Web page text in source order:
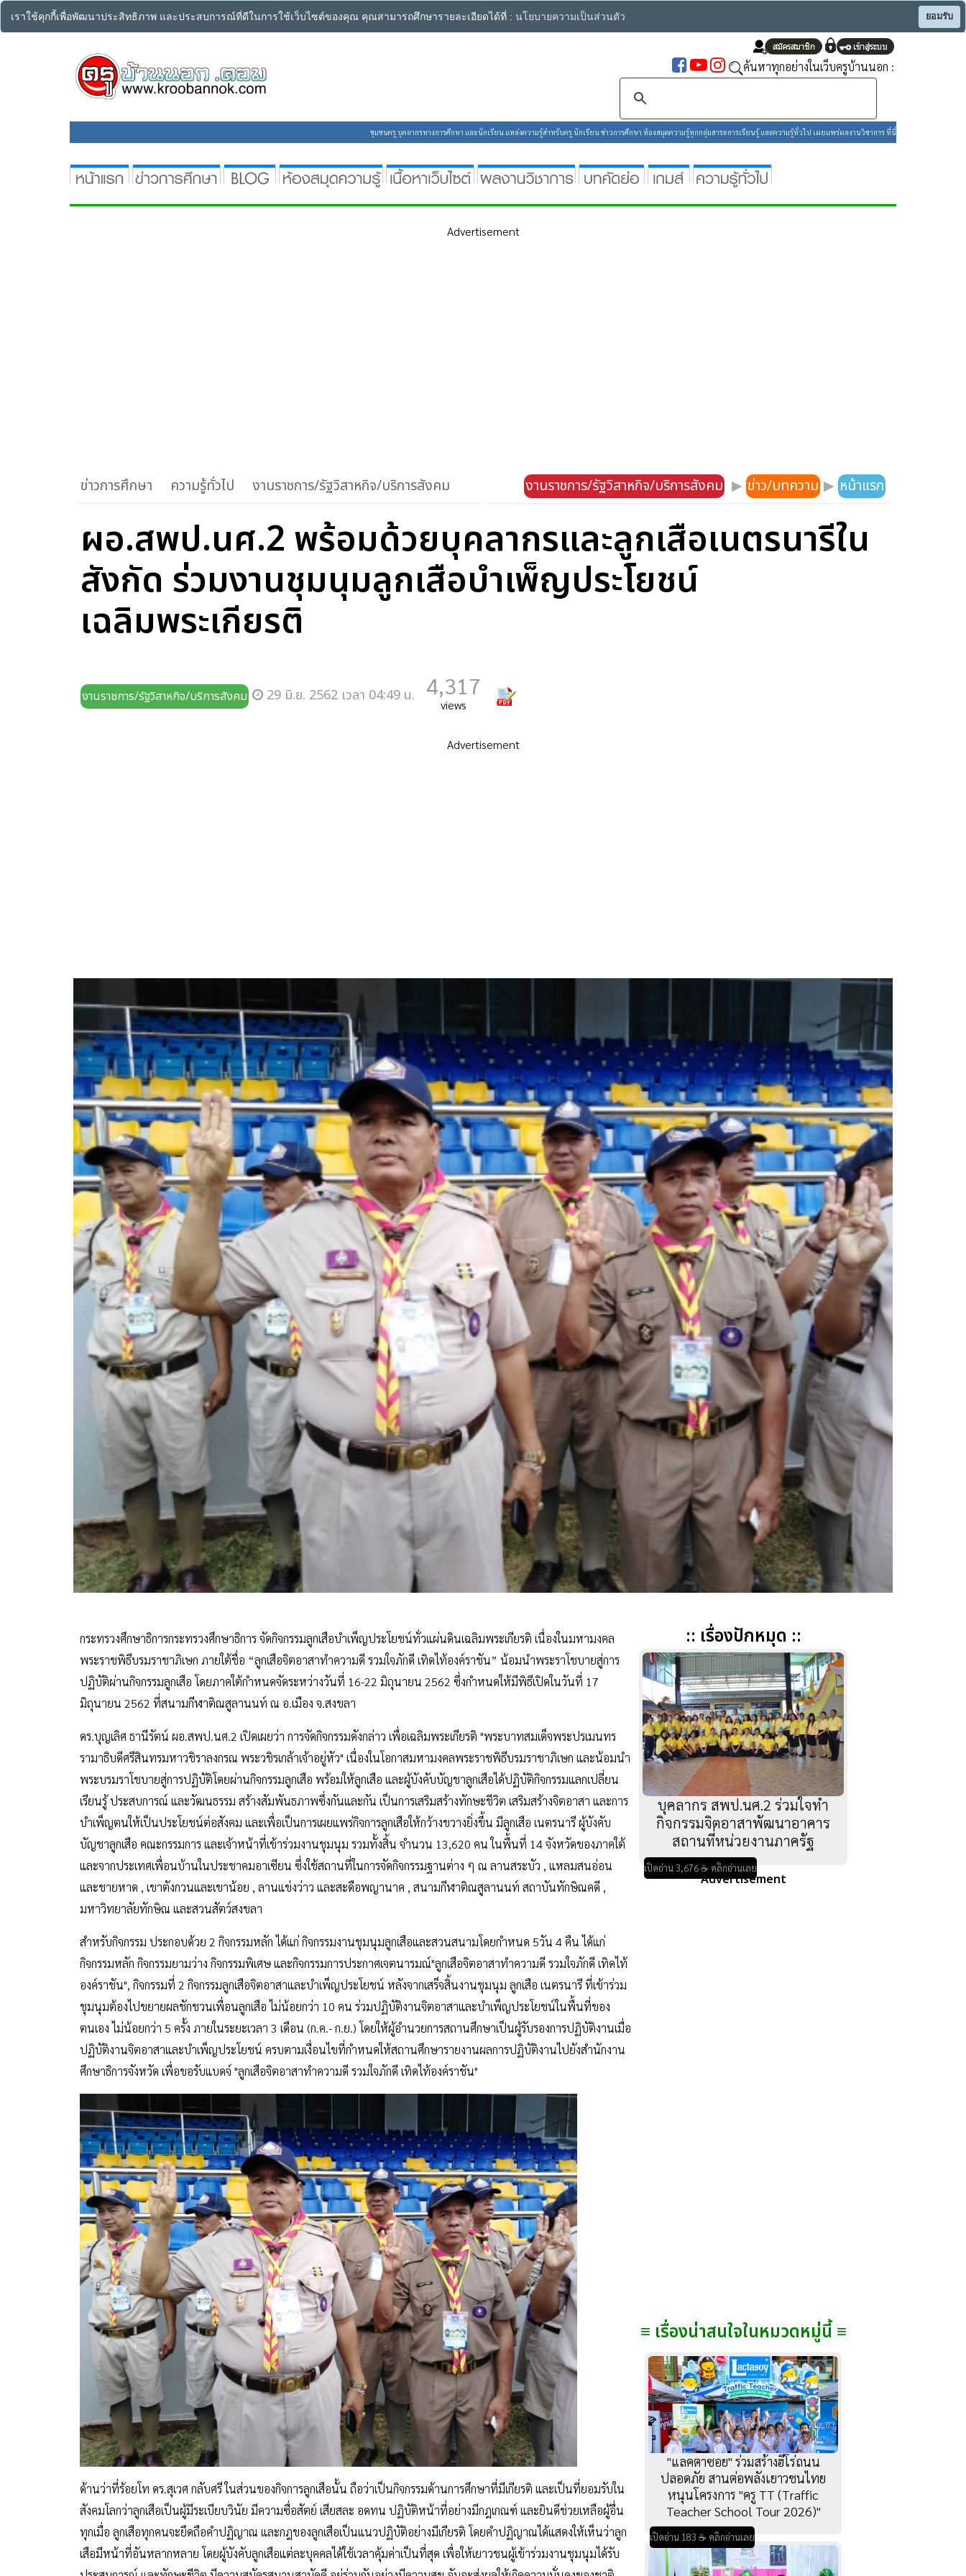
เราใช้คุกกี้เพื่อพัฒนาประสิทธิภาพ และประสบการณ์ที่ดีในการใช้เว็บไซต์ของคุณ คุณสามารถศึกษารายละเอียดได้ที่ : นโยบายความเป็นส่วนตัว ยอมรับ
ค้นหาทุกอย่างในเว็บครูบ้านนอก :
ชุมชนครู บุคลากรทางการศึกษา และนักเรียน แหล่งความรู้สำหรับครู นักเรียน ข่าวการศึกษา ห้องสมุดความรู้ทุกกลุ่มสาระการเรียนรู้ และความรู้ทั่วไป เผยแพร่ผลงานวิชาการ ที่นี่
Advertisement
ข่าวการศึกษา ความรู้ทั่วไป งานราชการ/รัฐวิสาหกิจ/บริการสังคม งานราชการ/รัฐวิสาหกิจ/บริการสังคม ▶ ข่าว/บทความ ▶ หน้าแรก
ผอ.สพป.นศ.2 พร้อมด้วยบุคลากรและลูกเสือเนตรนารีใน
สังกัด ร่วมงานชุมนุมลูกเสือบำเพ็ญประโยชน์
เฉลิมพระเกียรติ
งานราชการ/รัฐวิสาหกิจ/บริการสังคม 29 มิ.ย. 2562 เวลา 04:49 น. 4,317
views
Advertisement
กระทรวงศึกษาธิการกระทรวงศึกษาธิการ จัดกิจกรรมลูกเสือบำเพ็ญประโยชน์ทั่วแผ่นดินเฉลิมพระเกียรติ เนื่องในมหามงคล
พระราชพิธีบรมราชาภิเษก ภายใต้ชื่อ “ลูกเสือจิตอาสาทำความดี รวมใจภักดี เทิดไท้องค์ราชัน” น้อมนำพระราโชบายสู่การ
ปฏิบัติผ่านกิจกรรมลูกเสือ โดยภาคใต้กำหนดจัดระหว่างวันที่ 16-22 มิถุนายน 2562 ซึ่งกำหนดให้มีพิธีเปิดในวันที่ 17
มิถุนายน 2562 ที่สนามกีฬาติณสูลานนท์ ณ อ.เมือง จ.สงขลา
ดร.บุญเลิศ ธานีรัตน์ ผอ.สพป.นศ.2 เปิดเผยว่า การจัดกิจกรรมดังกล่าว เพื่อเฉลิมพระเกียรติ "พระบาทสมเด็จพระปรเมนทร
รามาธิบดีศรีสินทรมหาวชิราลงกรณ พระวชิรเกล้าเจ้าอยู่หัว" เนื่องในโอกาสมหามงคลพระราชพิธีบรมราชาภิเษก และน้อมนำ
พระบรมราโชบายสู่การปฏิบัติโดยผ่านกิจกรรมลูกเสือ พร้อมให้ลูกเสือ และผู้บังคับบัญชาลูกเสือได้ปฏิบัติกิจกรรมแลกเปลี่ยน
เรียนรู้ ประสบการณ์ และวัฒนธรรม สร้างสัมพันธภาพซึ่งกันและกัน เป็นการเสริมสร้างทักษะชีวิต เสริมสร้างจิตอาสา และการ
บำเพ็ญตนให้เป็นประโยชน์ต่อสังคม และเพื่อเป็นการเผยแพร่กิจการลูกเสือให้กว้างขวางยิ่งขึ้น มีลูกเสือ เนตรนารี ผู้บังคับ
บัญชาลูกเสือ คณะกรรมการ และเจ้าหน้าที่เข้าร่วมงานชุมนุม รวมทั้งสิ้น จำนวน 13,620 คน ในพื้นที่ 14 จังหวัดของภาคใต้
และจากประเทศเพื่อนบ้านในประชาคมอาเซียน ซึ่งใช้สถานที่ในการจัดกิจกรรมฐานต่าง ๆ ณ ลานสระบัว , แหลมสนอ่อน
และชายหาด , เขาตังกวนและเขาน้อย , ลานแข่งว่าว และสะดือพญานาค , สนามกีฬาติณสูลานนท์ สถาบันทักษิณคดี ,
มหาวิทยาลัยทักษิณ และสวนสัตว์สงขลา
สำหรับกิจกรรม ประกอบด้วย 2 กิจกรรมหลัก ได้แก่ กิจกรรมงานชุมนุมลูกเสือและสวนสนามโดยกำหนด 5วัน 4 คืน ได้แก่
กิจกรรมหลัก กิจกรรมยามว่าง กิจกรรมพิเศษ และกิจกรรมการประกาศเจตนารมณ์"ลูกเสือจิตอาสาทำความดี รวมใจภักดี เทิดไท้
องค์ราชัน", กิจกรรมที่ 2 กิจกรรมลูกเสือจิตอาสาและบำเพ็ญประโยชน์ หลังจากเสร็จสิ้นงานชุมนุม ลูกเสือ เนตรนารี ที่เข้าร่วม
ชุมนุมต้องไปขยายผลชักชวนเพื่อนลูกเสือ ไม่น้อยกว่า 10 คน ร่วมปฏิบัติงานจิตอาสาและบำเพ็ญประโยชน์ในพื้นที่ของ
ตนเอง ไม่น้อยกว่า 5 ครั้ง ภายในระยะเวลา 3 เดือน (ก.ค.- ก.ย.) โดยให้ผู้อำนวยการสถานศึกษาเป็นผู้รับรองการปฏิบัติงานเมื่อ
ปฏิบัติงานจิตอาสาและบำเพ็ญประโยชน์ ครบตามเงื่อนไขที่กำหนดให้สถานศึกษารายงานผลการปฏิบัติงานไปยังสำนักงาน
ศึกษาธิการจังหวัด เพื่อขอรับแบดจ์ "ลูกเสือจิตอาสาทำความดี รวมใจภักดี เทิดไท้องค์ราชัน"
ด้านว่าที่ร้อยโท ดร.สุเวศ กลับศรี ในส่วนของกิจการลูกเสือนั้น ถือว่าเป็นกิจกรรมด้านการศึกษาที่มีเกียรติ และเป็นที่ยอมรับใน
สังคมโลกว่าลูกเสือเป็นผู้มีระเบียบวินัย มีความซื่อสัตย์ เสียสละ อดทน ปฏิบัติหน้าที่อย่างมีกฎเกณฑ์ และยินดีช่วยเหลือผู้อื่น
ทุกเมื่อ ลูกเสือทุกคนจะยึดถือคำปฏิญาณ และกฎของลูกเสือเป็นแนวปฏิบัติอย่างมีเกียรติ โดยคำปฏิญาณได้แสดงให้เห็นว่าลูก
เสือมีหน้าที่อันหลากหลาย โดยผู้บังคับลูกเสือแต่ละบุคคลได้ใช้เวลาคุ้มค่าเป็นที่สุด เพื่อให้เยาวชนผู้เข้าร่วมงานชุมนุมได้รับ
:: เรื่องปักหมุด ::
บุคลากร สพป.นศ.2 ร่วมใจทำ
กิจกรรมจิตอาสาพัฒนาอาคาร
สถานที่หน่วยงานภาครัฐ
เปิดอ่าน 3,676 ☕ คลิกอ่านเลย
Advertisement
≡ เรื่องน่าสนใจในหมวดหมู่นี้ ≡
"แลคตาซอย" ร่วมสร้างฮีโร่ถนน
ปลอดภัย สานต่อพลังเยาวชนไทย
หนุนโครงการ "ครู TT (Traffic
Teacher School Tour 2026)"
เปิดอ่าน 183 ☕ คลิกอ่านเลย